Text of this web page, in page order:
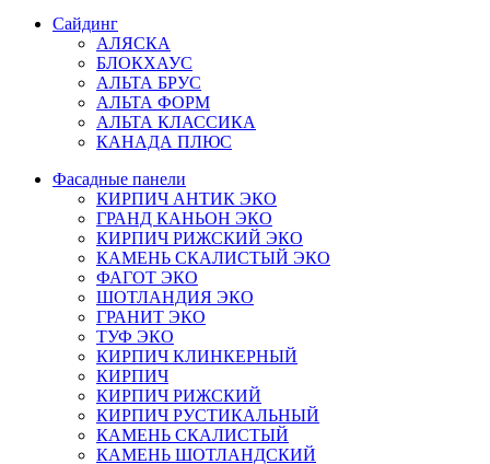
Сайдинг
АЛЯСКА
БЛОКХАУС
АЛЬТА БРУС
АЛЬТА ФОРМ
АЛЬТА КЛАССИКА
КАНАДА ПЛЮС
Фасадные панели
КИРПИЧ АНТИК ЭКО
ГРАНД КАНЬОН ЭКО
КИРПИЧ РИЖСКИЙ ЭКО
КАМЕНЬ СКАЛИСТЫЙ ЭКО
ФАГОТ ЭКО
ШОТЛАНДИЯ ЭКО
ГРАНИТ ЭКО
ТУФ ЭКО
КИРПИЧ КЛИНКЕРНЫЙ
КИРПИЧ
КИРПИЧ РИЖСКИЙ
КИРПИЧ РУСТИКАЛЬНЫЙ
КАМЕНЬ СКАЛИСТЫЙ
КАМЕНЬ ШОТЛАНДСКИЙ